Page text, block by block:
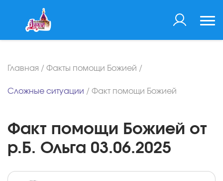
Главная / Факты помощи Божией /
Сложные ситуации / Факт помощи Божией
Факт помощи Божией от
р.Б. Ольга 03.06.2025